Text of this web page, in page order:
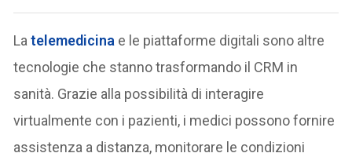
Latelemedicina e le piattaforme digitali sono altre
tecnologie che stanno trasformando il CRM in
sanità. Grazie alla possibilità di interagire
virtualmente con i pazienti, i medici possono fornire
assistenza a distanza, monitorare le condizioni